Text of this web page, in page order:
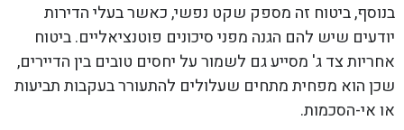
בנוסף, ביטוח זה מספק שקט נפשי, כאשר בעלי הדירות
יודעים שיש להם הגנה מפני סיכונים פוטנציאליים. ביטוח
אחריות צד ג' מסייע גם לשמור על יחסים טובים בין הדיירים,
שכן הוא מפחית מתחים שעלולים להתעורר בעקבות תביעות
או אי-הסכמות.